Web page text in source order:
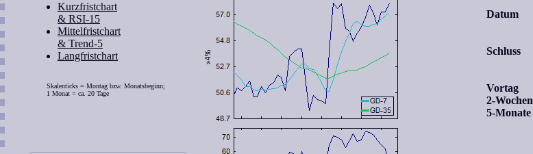
Kurzfristchart
& RSI-15
Mittelfristchart
& Trend-5
Langfristchart
Skalenticks = Montag bzw. Monatsbeginn;
1 Monat = ca. 20 Tage
Datum
Schluss
Vortag
2-Wochen
5-Monate